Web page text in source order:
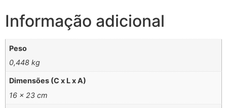
Informação adicional
Peso
0,448 kg
Dimensões (C x L x A)
16 × 23 cm